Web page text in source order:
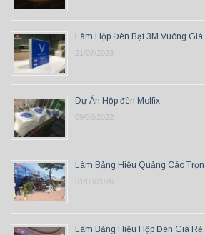
Làm Hộp Đèn Bạt 3M Vuông Giá
21/07/2023
Dự Án Hộp đèn Molfix
09/06/2022
Làm Bảng Hiệu Quảng Cáo
01/03/2026
Làm Bảng Hiệu Hộp Đèn Giá